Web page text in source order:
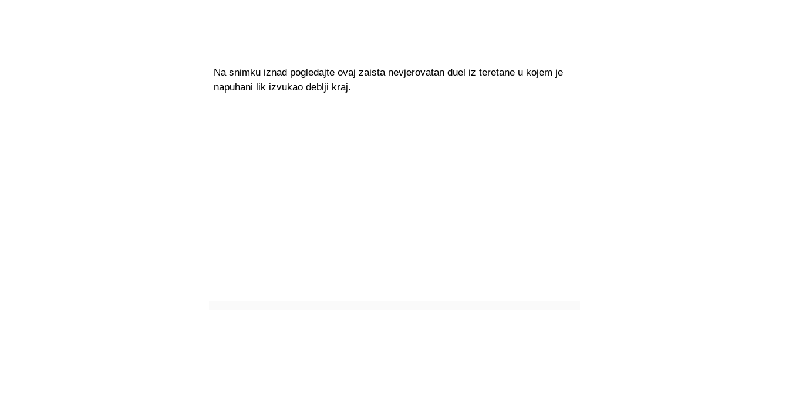
Na snimku iznad pogledajte ovaj zaista nevjerovatan duel iz teretane u kojem je
napuhani lik izvukao deblji kraj.